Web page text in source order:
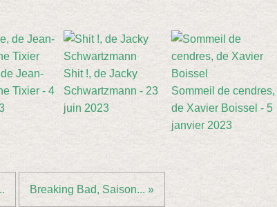
Jean-
Tixier - 4
Shit !, de Jacky
Schwartzmann - 23
juin 2023
Sommeil de cendres,
de Xavier Boissel - 5
janvier 2023
Breaking Bad, Saison... »